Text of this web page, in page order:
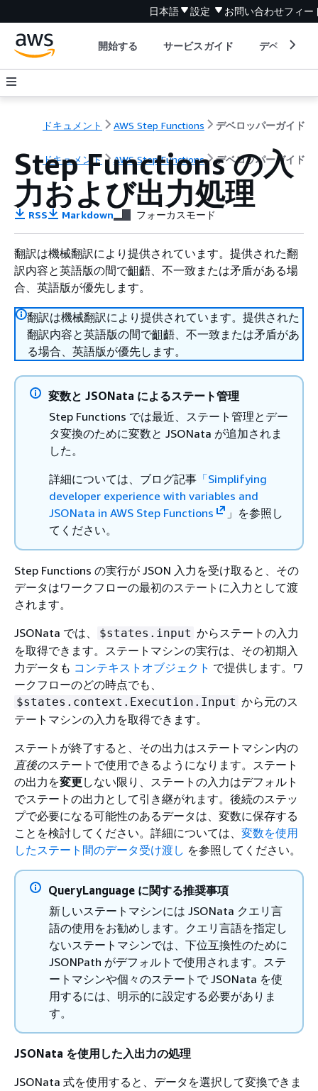
日本語 設定 お問い合わせフィー
開始する サービスガイド デベロッパ
ドキュメント AWS Step Functions デベロッパーガイド
ドキュメント AWS Step Functions デベロッパーガイド
Step Functions の入
力および出力処理
RSS Markdown フォーカスモード
翻訳は機械翻訳により提供されています。提供された翻
訳内容と英語版の間で齟齬、不一致または矛盾がある場
合、英語版が優先します。
翻訳は機械翻訳により提供されています。提供された
翻訳内容と英語版の間で齟齬、不一致または矛盾があ
る場合、英語版が優先します。
変数と JSONata によるステート管理
Step Functions では最近、ステート管理とデー
タ変換のために変数と JSONata が追加されま
した。
詳細については、ブログ記事 「Simplifying
developer experience with variables and
JSONata in AWS Step Functions
」を参照し
てください。
Step Functions の実行が JSON 入力を受け取ると、その
データはワークフローの最初のステートに入力として渡
されます。
JSONata では、
$states.input からステートの入力
を取得できます。ステートマシンの実行は、その初期入
力データも コンテキストオブジェクト で提供します。ワ
ークフローのどの時点でも、
$states.context.Execution.Input から元のス
テートマシンの入力を取得できます。
ステートが終了すると、その出力はステートマシン内の
直後のステートで使用できるようになります。ステート
の出力を変更しない限り、ステートの入力はデフォルト
でステートの出力として引き継がれます。後続のステッ
プで必要になる可能性のあるデータは、変数に保存する
ことを検討してください。詳細については、 変数を使用
したステート間のデータ受け渡し を参照してください。
QueryLanguage に関する推奨事項
新しいステートマシンには JSONata クエリ言
語の使用をお勧めします。クエリ言語を指定し
ないステートマシンでは、下位互換性のために
JSONPath がデフォルトで使用されます。ステ
ートマシンや個々のステートで JSONata を使
用するには、明示的に設定する必要がありま
す。
JSONata を使用した入出力の処理
JSONata 式を使用すると、データを選択して変換できま